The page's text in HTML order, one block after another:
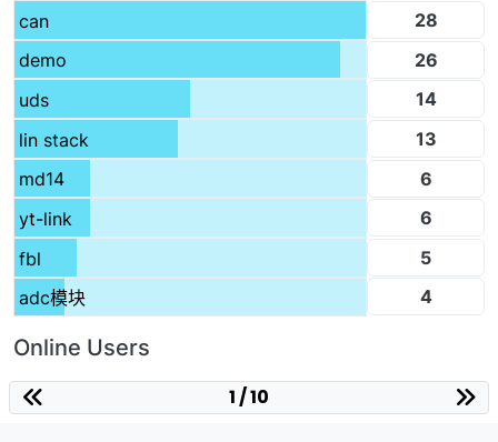
can
28
demo
26
uds
14
lin stack
13
md14
6
yt-link
6
fbl
5
adc模块
4
Online Users
1 / 10